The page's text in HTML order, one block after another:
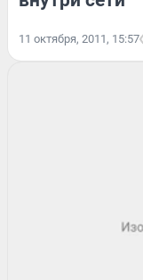
11 октября, 2011, 15:57